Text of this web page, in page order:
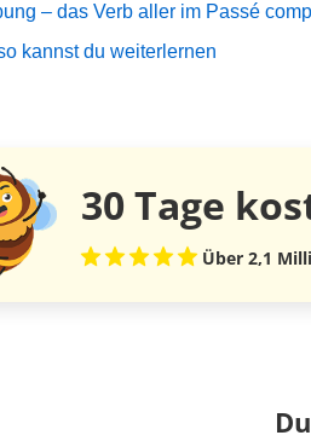
– das Verb aller im Passé
kannst du weiterlernen
30 Tage
Über 2,1